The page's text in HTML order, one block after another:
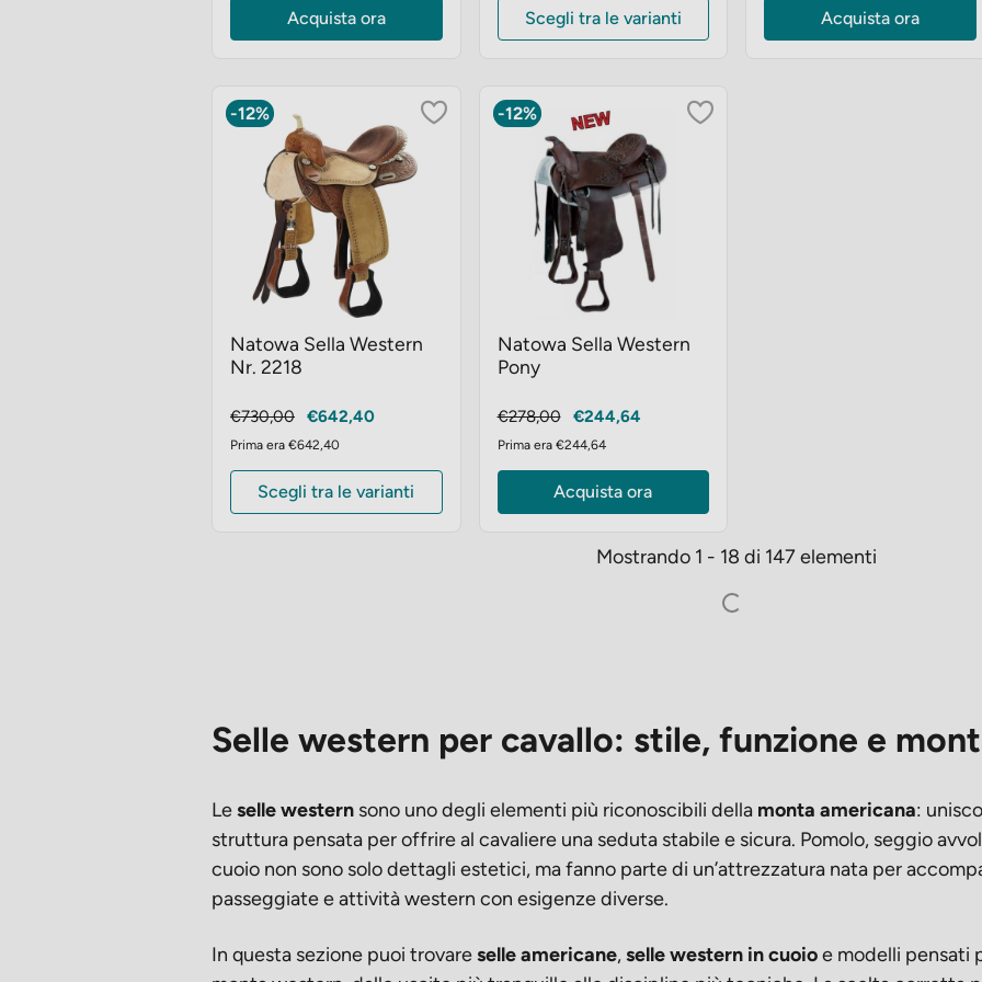
Acquista ora Scegli tra le varianti Acquista ora
-12%
Natowa Sella Western
Nr. 2218
Prezzo
€730,00 Prezzo
€642,40
Prima era €642,40
Scegli tra le varianti
-12%
Natowa Sella Western
Pony
Prezzo
€278,00 Prezzo
€244,64
Prima era €244,64
Acquista ora
Mostrando 1 - 18 di 147 elementi
Selle western per cavallo: stile, funzione e
Leselle western sono uno degli elementi più riconoscibili della monta americana:
struttura pensata per offrire al cavaliere una seduta stabile e sicura. Pomolo, seggio
cuoio non sono solo dettagli estetici, ma fanno parte di un’attrezzatura nata per
passeggiate e attività western con esigenze diverse.
In questa sezione puoi trovareselle americane,selle western in cuoioe modelli pensati